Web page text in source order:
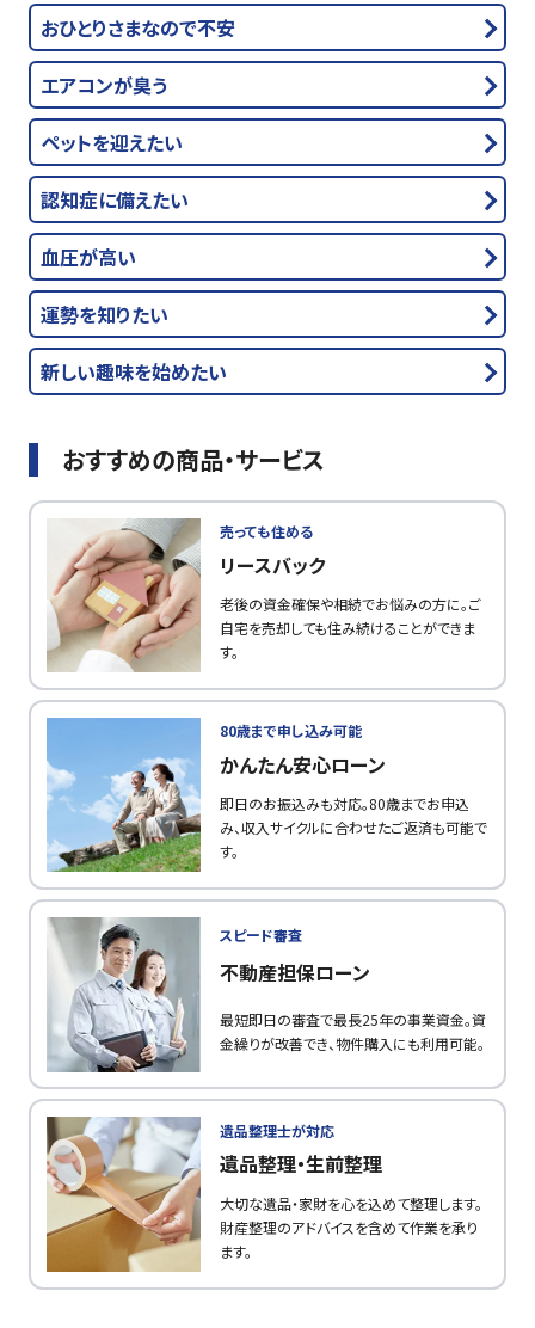
おひとりさまなので不安
エアコンが臭う
ペットを迎えたい
認知症に備えたい
血圧が高い
運勢を知りたい
新しい趣味を始めたい
おすすめの商品・サービス
売っても住める
リースバック
老後の資金確保や相続でお悩みの方に。ご
自宅を売却しても住み続けることができま
す。
80歳まで申し込み可能
かんたん安心ローン
即日のお振込みも対応。80歳までお申込
み、収入サイクルに合わせたご返済も可能で
す。
スピード審査
不動産担保ローン
最短即日の審査で最長25年の事業資金。資
金繰りが改善でき、物件購入にも利用可能。
遺品整理士が対応
遺品整理・生前整理
大切な遺品・家財を心を込めて整理します。
財産整理のアドバイスを含めて作業を承り
ます。